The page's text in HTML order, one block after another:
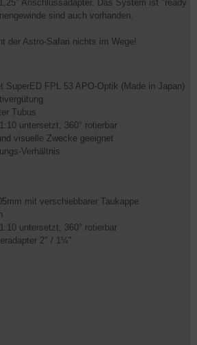
Anschlussadapter. Das System ist "ready
sind auch vorhanden.
der Astro-Safari nichts im Wege!
SuperED FPL 53 APO-Optik (Made in Japan)
Tubus
untersetzt, 360° rotierbar
visuelle Zwecke geeignet
Verhältnis
mit verschiebbarer Taukappe
untersetzt, 360° rotierbar
2" / 1¼"